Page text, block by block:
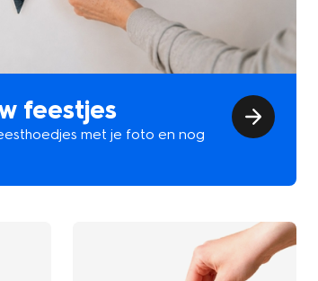
feestjes
met je foto en nog